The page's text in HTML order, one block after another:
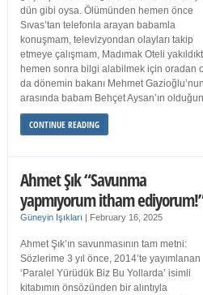
dün gibi oysa. Ölümünden hemen önce
Sıvas’tan telefonla arayan babamla
konuşmam, televizyondan olayları takip
etmeye çalışmam, Madımak Oteli
hemen sonra bilgi alabilmek için oradan
da dönemin bakanı Mehmet
arasında babam Behçet Aysan’ın
CONTINUE READING
Ahmet Şık “Savunma
yapmıyorum itham
Güneyin Işıkları | February 16, 2025
Ahmet Şık’ın savunmasının tam metni:
Sözlerime 3 yıl önce, 2014’te yayımlanan
‘Paralel Yürüdük Biz Bu Yollarda’ isimli
kitabımın önsözünden bir alıntıyla